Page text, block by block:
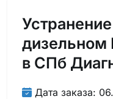
Устранение течи топлива на
дизельном
в СПб
Дата заказа: